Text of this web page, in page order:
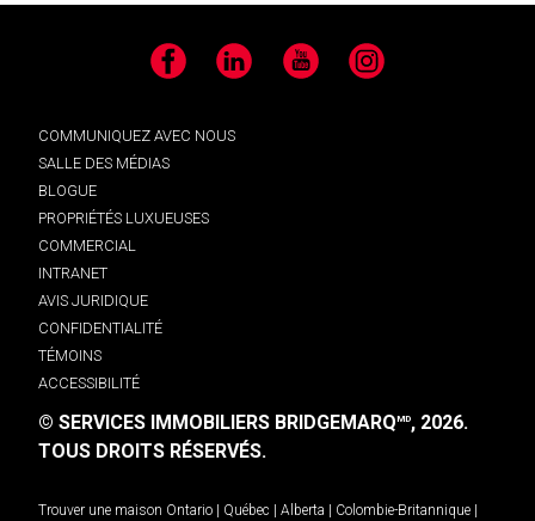
Facebook LinkedIn YouTube Instagram
COMMUNIQUEZ AVEC NOUS
SALLE DES MÉDIAS
BLOGUE
PROPRIÉTÉS LUXUEUSES
COMMERCIAL
INTRANET
AVIS JURIDIQUE
CONFIDENTIALITÉ
TÉMOINS
ACCESSIBILITÉ
© SERVICES IMMOBILIERS BRIDGEMARQMD, 2026.
TOUS DROITS RÉSERVÉS.
Trouver une maison Ontario Québec Alberta Colombie-Britannique